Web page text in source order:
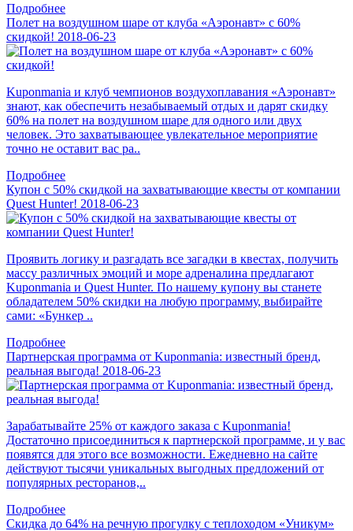
Подробнее
Полет на воздушном шаре от клуба «Аэронавт» с 60%
скидкой! 2018-06-23
Kuponmania и клуб чемпионов воздухоплавания «Аэронавт»
знают, как обеспечить незабываемый отдых и дарят скидку
60% на полет на воздушном шаре для одного или двух
человек. Это захватывающее увлекательное мероприятие
точно не оставит вас ра..
Подробнее
Купон с 50% скидкой на захватывающие квесты от компании
Quest Hunter! 2018-06-23
Проявить логику и разгадать все загадки в квестах, получить
массу различных эмоций и море адреналина предлагают
Kuponmania и Quest Hunter. По нашему купону вы станете
обладателем 50% скидки на любую программу, выбирайте
сами: «Бункер ..
Подробнее
Партнерская программа от Kuponmania: известный бренд,
реальная выгода! 2018-06-23
Зарабатывайте 25% от каждого заказа с Kuponmania!
Достаточно присоединиться к партнерской программе, и у вас
появятся для этого все возможности. Ежедневно на сайте
действуют тысячи уникальных выгодных предложений от
популярных ресторанов,..
Подробнее
Скидка до 64% на речную прогулку с теплоходом «Уникум»